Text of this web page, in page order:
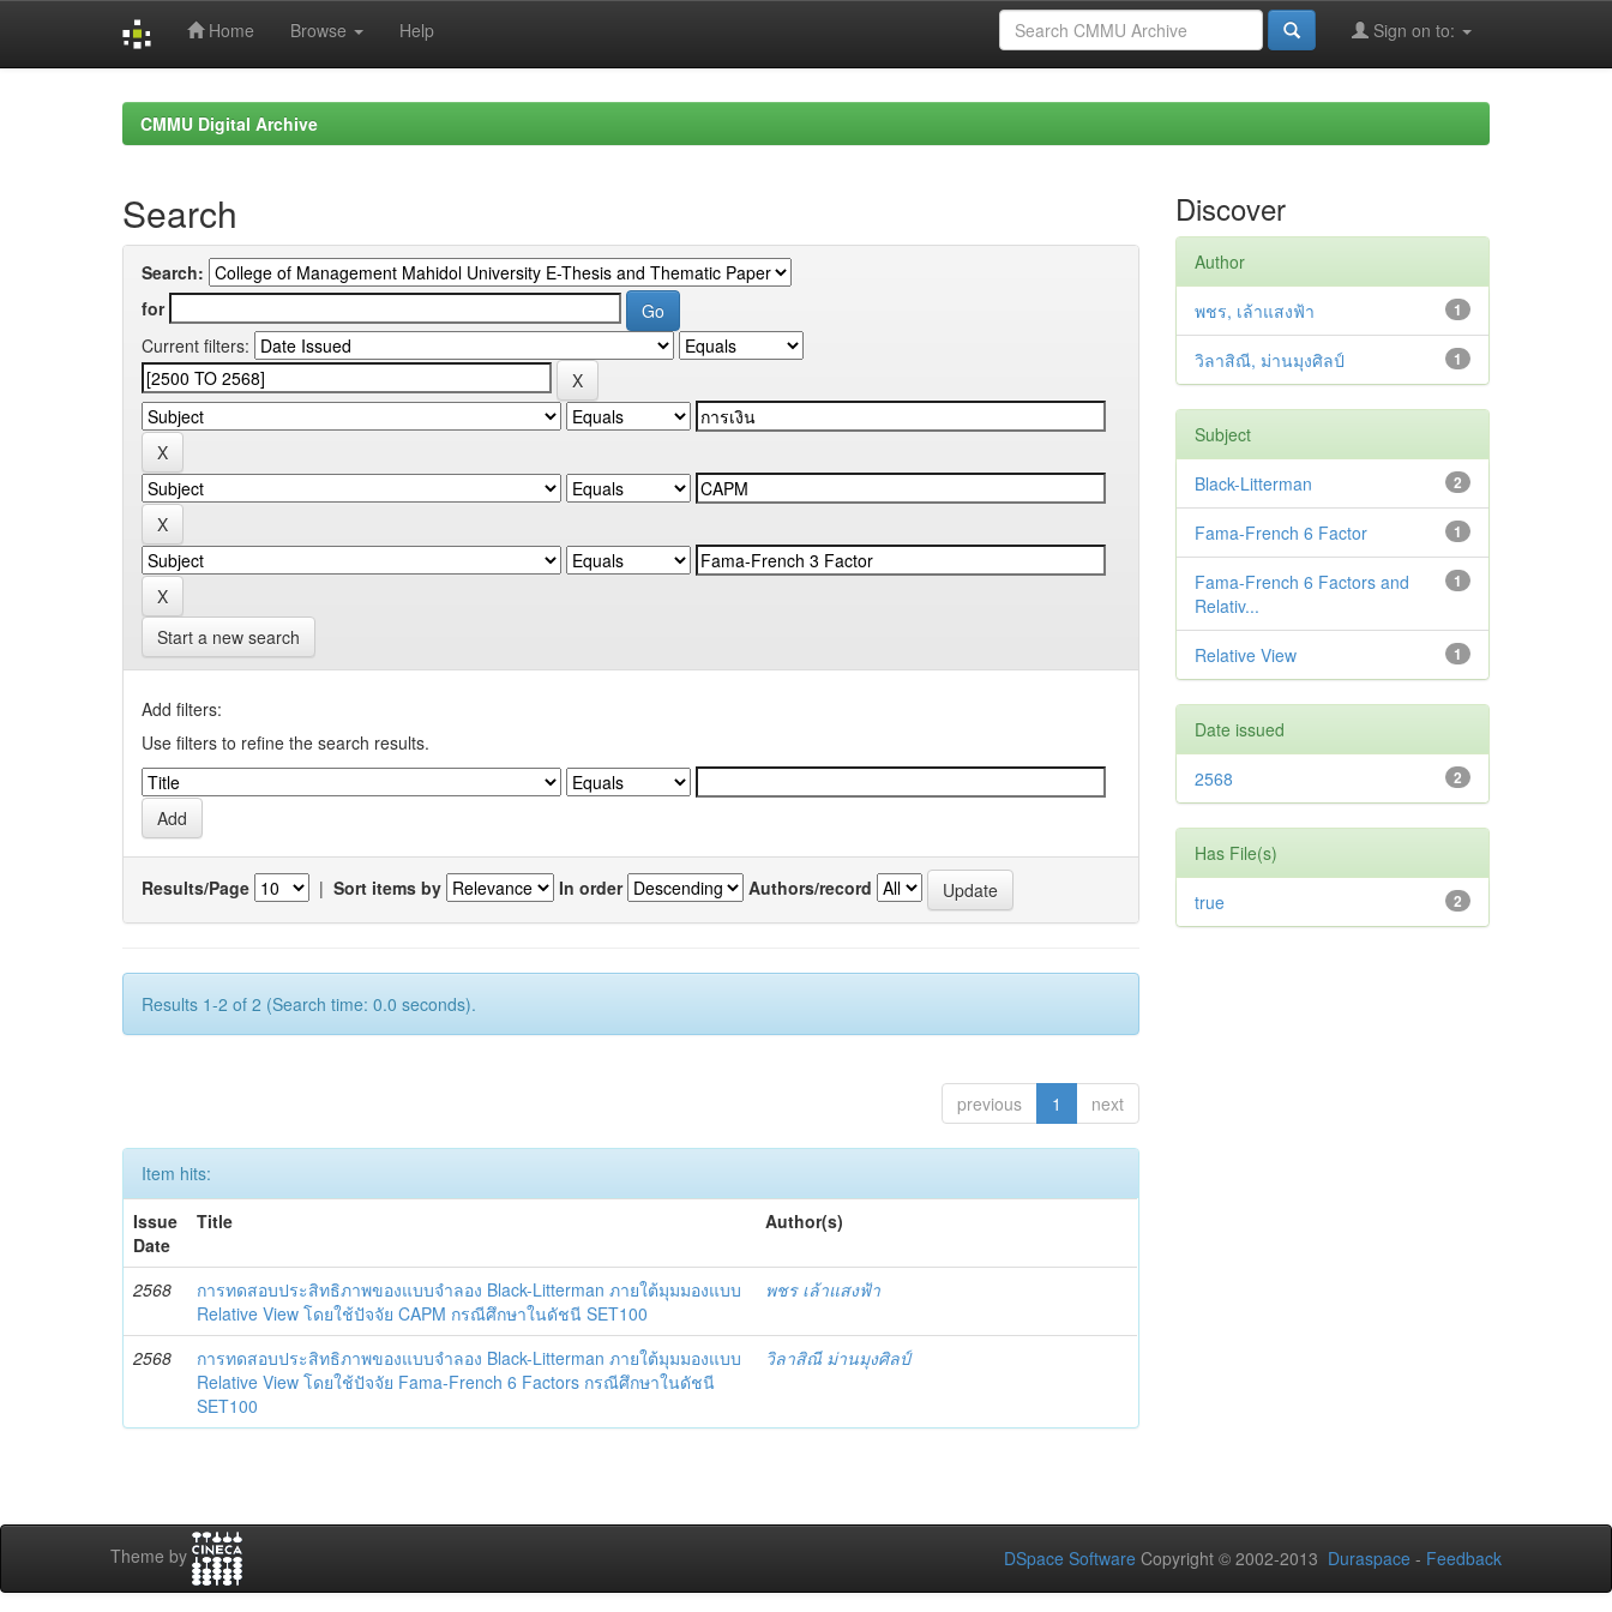
Home Browse Help Sign on to:
CMMU Digital Archive
Search
Search:
for
Current filters:
Start a new search
Add filters:
Use filters to refine the search results.
Results/Page | Sort items by In order Authors/record
Results 1-2 of 2 (Search time: 0.0 seconds).
previous 1 next
Item hits:
Issue
Date
Title Author(s)
2568
การทดสอบประสิทธิภาพของแบบจำลอง Black-Litterman ภายใต้มุมมองแบบ
Relative View โดยใช้ปัจจัย CAPM กรณีศึกษาในดัชนี SET100
พชร เล้าแสงฟ้า
2568
การทดสอบประสิทธิภาพของแบบจำลอง Black-Litterman ภายใต้มุมมองแบบ
Relative View โดยใช้ปัจจัย Fama-French 6 Factors กรณีศึกษาในดัชนี
SET100
วิลาสิณี ม่านมุงศิลป์
Discover
Author
1
พชร, เล้าแสงฟ้า
1
วิลาสิณี, ม่านมุงศิลป์
Subject
2
Black-Litterman
1
Fama-French 6 Factor
1
Fama-French 6 Factors and
Relativ...
1
Relative View
Date issued
2
2568
Has File(s)
2
true
Theme by DSpace Software Copyright © 2002-2013 Duraspace - Feedback